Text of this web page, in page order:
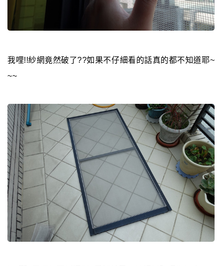
我哩!!紗網竟然破了??如果不仔細看的話真的都不知道耶~
~~